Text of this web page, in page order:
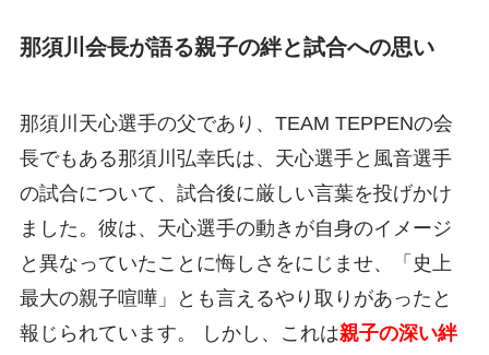
那須川会長が語る親子の絆と試合への思い
那須川天心選手の父であり、TEAM TEPPENの会
長でもある那須川弘幸氏は、天心選手と風音選手
の試合について、試合後に厳しい言葉を投げかけ
ました。彼は、天心選手の動きが自身のイメージ
と異なっていたことに悔しさをにじませ、「史上
最大の親子喧嘩」とも言えるやり取りがあったと
報じられています。 しかし、これは親子の深い絆